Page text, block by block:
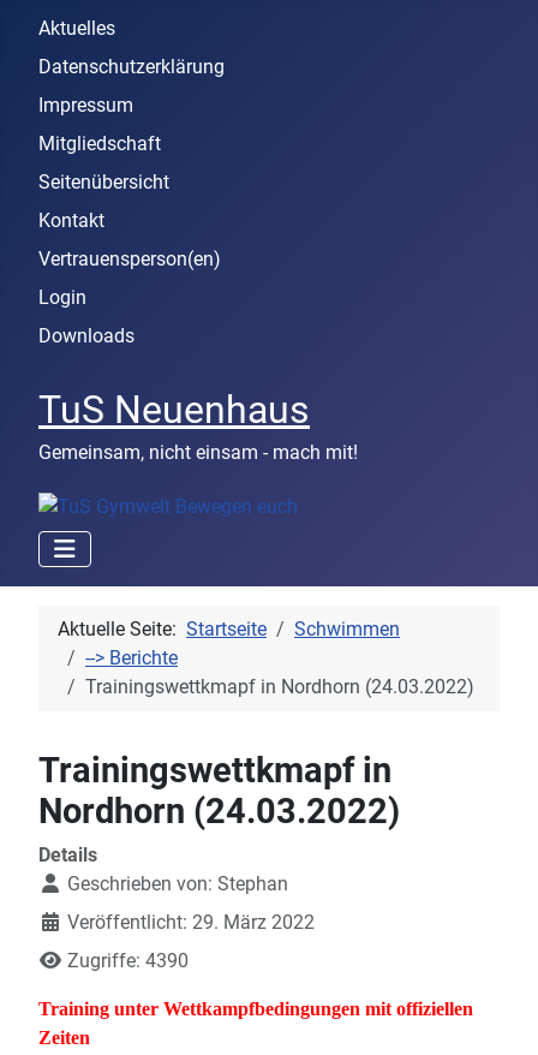
Aktuelles
Datenschutzerklärung
Impressum
Mitgliedschaft
Seitenübersicht
Kontakt
Vertrauensperson(en)
Login
Downloads
TuS Neuenhaus
Gemeinsam, nicht einsam - mach mit!
Aktuelle Seite: Startseite
Schwimmen
--> Berichte
Trainingswettkmapf in Nordhorn (24.03.2022)
Trainingswettkmapf in
Nordhorn (24.03.2022)
Details
Geschrieben von: Stephan
Veröffentlicht: 29. März 2022
Zugriffe: 4390
Training unter Wettkampfbedingungen mit offiziellen
Zeiten